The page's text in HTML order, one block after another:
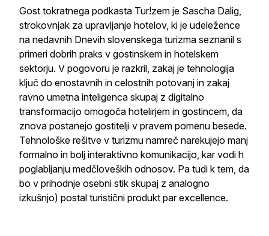
Gost tokratnega podkasta Tur!zem je Sascha Dalig,
strokovnjak za upravljanje hotelov, ki je udeležence
na nedavnih Dnevih slovenskega turizma seznanil s
primeri dobrih praks v gostinskem in hotelskem
sektorju. V pogovoru je razkril, zakaj je tehnologija
ključ do enostavnih in celostnih potovanj in zakaj
ravno umetna inteligenca skupaj z digitalno
transformacijo omogoča hotelirjem in gostincem, da
znova postanejo gostitelji v pravem pomenu besede.
Tehnološke rešitve v turizmu namreč narekujejo manj
formalno in bolj interaktivno komunikacijo, kar vodi h
poglabljanju medčloveških odnosov. Pa tudi k tem, da
bo v prihodnje osebni stik skupaj z analogno
izkušnjo) postal turistični produkt par excellence.